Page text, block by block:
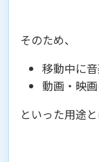
そのため、
移動中に
動画・映
といった用途